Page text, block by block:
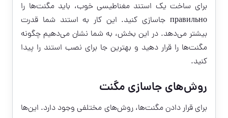
برای ساخت یک استند مغناطیسی خوب، باید مگنت‌ها را
правильно جاسازی کنید. این کار به استند شما قدرت
بیشتر می‌دهد. در این بخش، به شما نشان می‌دهیم چگونه
مگنت‌ها را قرار دهید و بهترین جا برای نصب استند را پیدا
کنید.
روش‌های جاسازی مگنت
برای قرار دادن مگنت‌ها، روش‌های مختلفی وجود دارد. این‌ها